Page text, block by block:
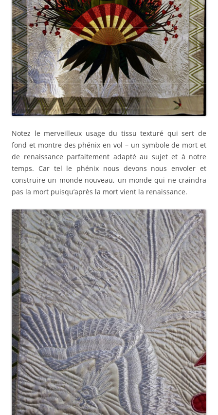
Notez le merveilleux usage du tissu texturé qui sert de
fond et montre des phénix en vol – un symbole de mort et
de renaissance parfaitement adapté au sujet et à notre
temps. Car tel le phénix nous devons nous envoler et
construire un monde nouveau, un monde qui ne craindra
pas la mort puisqu’après la mort vient la renaissance.